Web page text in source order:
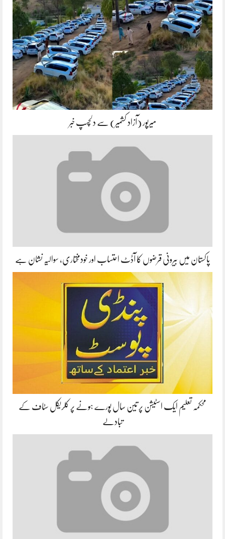
میرپور (آزاد کشمیر) سے دلچسپ خبر
پاکستان میں بیرونی قرضوں کا آڈٹ احتساب اور خودمختاری, سوالیہ نشان ہے
محکمہ تعلیم ایک اسٹیشن پر تین سال پورے ہونے پر کلریکل سٹاف کے
تبادلے